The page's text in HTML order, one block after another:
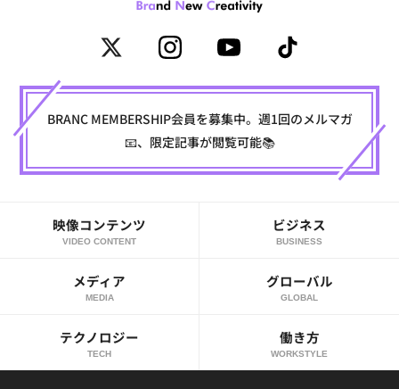
BRANC MEMBERSHIP会員を募集中。週1回のメルマガ
📧、限定記事が閲覧可能📚
映像コンテンツ
VIDEO CONTENT
ビジネス
BUSINESS
メディア
MEDIA
グローバル
GLOBAL
テクノロジー
TECH
働き方
WORKSTYLE